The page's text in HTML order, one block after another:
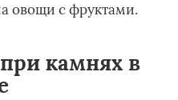
овощи с фруктами.
камнях в